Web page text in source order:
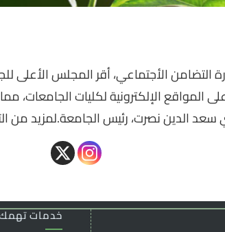
التضامن الأجتماعي، أقر المجلس
الإلكترونية لكليات
الدين نصرت، رئيس الجامعة.لمزيد من
خدمات